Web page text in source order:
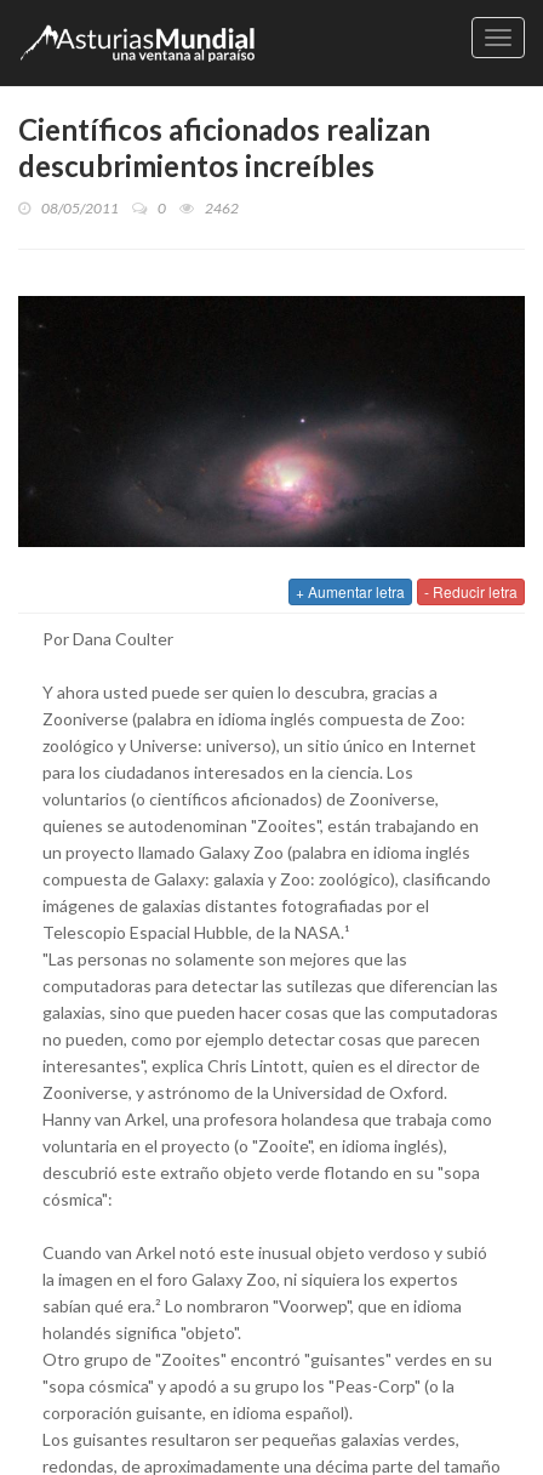
Científicos aficionados realizan
descubrimientos increíbles
08/05/2011 0 2462
+ Aumentar letra - Reducir letra
Por Dana Coulter
Y ahora usted puede ser quien lo descubra, gracias a
Zooniverse (palabra en idioma inglés compuesta de Zoo:
zoológico y Universe: universo), un sitio único en Internet
para los ciudadanos interesados en la ciencia. Los
voluntarios (o científicos aficionados) de Zooniverse,
quienes se autodenominan "Zooites", están trabajando en
un proyecto llamado Galaxy Zoo (palabra en idioma inglés
compuesta de Galaxy: galaxia y Zoo: zoológico), clasificando
imágenes de galaxias distantes fotografiadas por el
Telescopio Espacial Hubble, de la NASA.¹
"Las personas no solamente son mejores que las
computadoras para detectar las sutilezas que diferencian las
galaxias, sino que pueden hacer cosas que las computadoras
no pueden, como por ejemplo detectar cosas que parecen
interesantes", explica Chris Lintott, quien es el director de
Zooniverse, y astrónomo de la Universidad de Oxford.
Hanny van Arkel, una profesora holandesa que trabaja como
voluntaria en el proyecto (o "Zooite", en idioma inglés),
descubrió este extraño objeto verde flotando en su "sopa
cósmica":
Cuando van Arkel notó este inusual objeto verdoso y subió
la imagen en el foro Galaxy Zoo, ni siquiera los expertos
sabían qué era.² Lo nombraron "Voorwep", que en idioma
holandés significa "objeto".
Otro grupo de "Zooites" encontró "guisantes" verdes en su
"sopa cósmica" y apodó a su grupo los "Peas-Corp" (o la
corporación guisante, en idioma español).
Los guisantes resultaron ser pequeñas galaxias verdes,
redondas, de aproximadamente una décima parte del tamaño